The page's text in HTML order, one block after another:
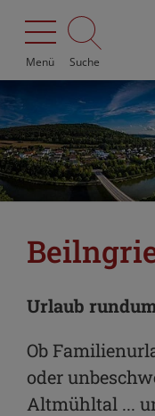
Menü Suche
Urlaub
Ob
oder
Altmühltal ...